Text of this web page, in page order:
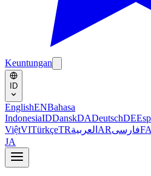
Keuntungan
ID
EnglishENBahasa
IndonesiaIDDanskDADeutschDE
ViệtVITürkçeTRالعربية ARفارسیFA
JA